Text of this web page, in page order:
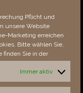
Pflicht und
unsere Website
Marketing erreichen
Bitte wählen Sie,
finden Sie in der
Immer aktiv